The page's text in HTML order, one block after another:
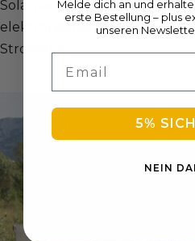
Solarpanel ermöglicht es dir,
elektronischen Geräte zu
Stromque...
Melde dich an und
erste Bestellung – plus
unseren
5%
NEIN